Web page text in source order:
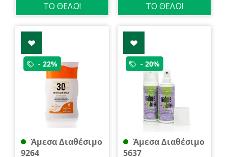
ΤΟ ΘΕΛΩ! ΤΟ ΘΕΛΩ!
- 22%
Άμεσα Διαθέσιμο
9264
- 20%
Άμεσα Διαθέσιμο
5637